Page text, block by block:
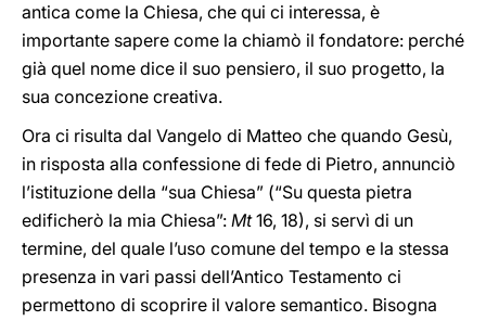
antica come la Chiesa, che qui ci interessa, è
importante sapere come la chiamò il fondatore: perché
già quel nome dice il suo pensiero, il suo progetto, la
sua concezione creativa.
Ora ci risulta dal Vangelo di Matteo che quando Gesù,
in risposta alla confessione di fede di Pietro, annunciò
l’istituzione della “sua Chiesa” (“Su questa pietra
edificherò la mia Chiesa”: Mt16, 18), si servì di un
termine, del quale l’uso comune del tempo e la stessa
presenza in vari passi dell’Antico Testamento ci
permettono di scoprire il valore semantico. Bisogna